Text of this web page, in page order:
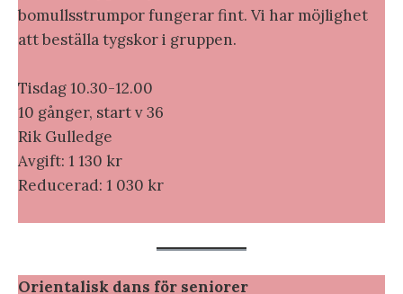
bomullsstrumpor fungerar fint. Vi har möjlighet
att beställa tygskor i gruppen.
Tisdag 10.30-12.00
10 gånger, start v 36
Rik Gulledge
Avgift: 1 130 kr
Reducerad: 1 030 kr
Orientalisk dans för seniorer